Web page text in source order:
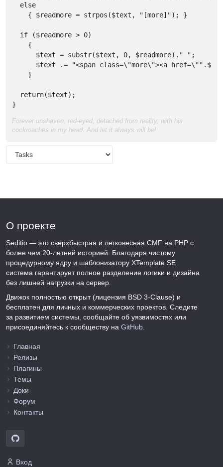
  else
    { $readmore = strpos($text, "[more]"); }
  if ($readmore > 0)
    {
      $text = substr($text, 0, $readmore)." ";
$text .= "<span class=\"more\"><a
    }
  return($text);
}
Forever unshaven, red-eyed, detached from reality, with his
cockroaches in my head. And let it always will be!
О проекте
Seditio — это сверхбыстрая и легковесная CMF на PHP с
более чем 20-летней историей. Благодаря чистому
процедурному ядру и шаблонизатору XTemplate SE
система гарантирует полное разделение логики и дизайна
без лишней нагрузки на сервер.
Движок полностью открыт (лицензия BSD 3-Clause) и
бесплатен для личных и коммерческих проектов. Следите
за развитием системы, сообщайте об уязвимостях или
присоединяйтесь к сообществу на GitHub
Главная
Релизы
Плагины
Темы
Доки
Форум
Контакты
Вход